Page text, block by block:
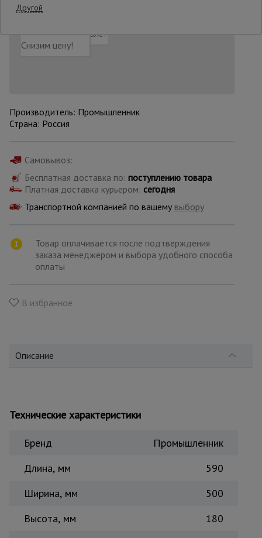
Оборудование
для бетонных
работ
Техника
комплекты
Нашли дешевле?
Снизим цену!
Производитель: Промышленник
Страна: Россия
Самовывоз:
Бесплатная доставка по: поступлению товара
Платная доставка курьером: сегодня
Транспортной компанией по вашему выбору
Товар оплачивается после подтверждения
заказа менеджером и выбора удобного способа
оплаты
В избранное
Описание
Технические характеристики
Бренд
Промышленник
Длина, мм
590
Ширина, мм
500
Высота, мм
180
Другой